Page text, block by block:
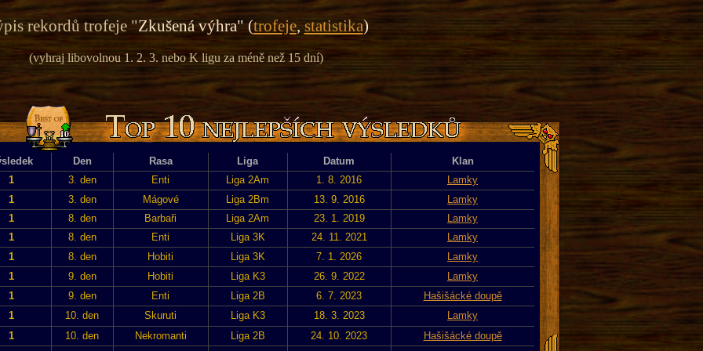
rekordů trofeje "Zkušená výhra" (trofeje,statistika)
(vyhraj libovolnou 1. 2. 3. nebo K ligu za méně než 15 dní)
Den Rasa Liga Datum
Klan
1
3. den Enti Liga 2Am 1. 8. 2016
Lamky
1
3. den Mágové Liga 2Bm 13. 9. 2016
Lamky
1
8. den Barbaři Liga 2Am 23. 1. 2019
Lamky
1
8. den Enti Liga 3K 24. 11. 2021
Lamky
1
8. den Hobiti Liga 3K 7. 1. 2026
Lamky
1
9. den Hobiti Liga K3 26. 9. 2022
Lamky
1
9. den Enti Liga 2B 6. 7. 2023
Hašišácké doupě
1
10. den Skuruti Liga K3 18. 3. 2023
Lamky
1
10. den Nekromanti Liga 2B 24. 10. 2023
Hašišácké doupě